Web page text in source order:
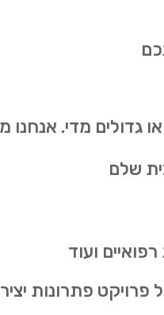
גדולים מדי. אנחנו
שלם
ועוד
פרויקט פתרונות